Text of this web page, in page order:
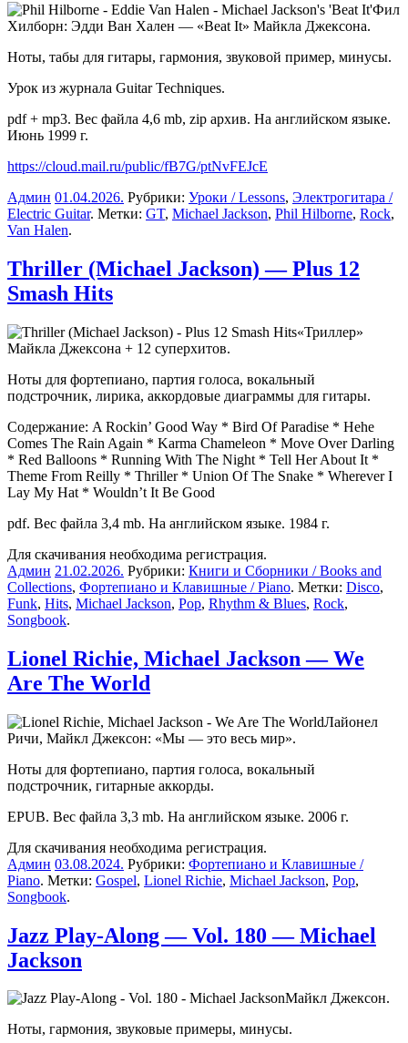
Фил
Хилборн: Эдди Ван Хален — «Beat It» Майкла Джексона.
Ноты, табы для гитары, гармония, звуковой пример, минусы.
Урок из журнала Guitar Techniques.
pdf + mp3. Вес файла 4,6 mb, zip архив. На английском языке.
Июнь 1999 г.
https://cloud.mail.ru/public/fB7G/ptNvFEJcE
Админ 01.04.2026. Рубрики: Уроки / Lessons, Электрогитара /
Electric Guitar. Метки: GT, Michael Jackson, Phil Hilborne, Rock,
Van Halen.
Thriller (Michael Jackson) — Plus 12
Smash Hits
«Триллер»
Майкла Джексона + 12 суперхитов.
Ноты для фортепиано, партия голоса, вокальный
подстрочник, лирика, аккордовые диаграммы для гитары.
Содержание: A Rockin’ Good Way * Bird Of Paradise * Hehe
Comes The Rain Again * Karma Chameleon * Move Over Darling
* Red Balloons * Running With The Night * Tell Her About It *
Theme From Reilly * Thriller * Union Of The Snake * Wherever I
Lay My Hat * Wouldn’t It Be Good
pdf. Вес файла 3,4 mb. На английском языке. 1984 г.
Для скачивания необходима регистрация.
Админ 21.02.2026. Рубрики: Книги и Сборники / Books and
Collections, Фортепиано и Клавишные / Piano. Метки: Disco,
Funk, Hits, Michael Jackson, Pop, Rhythm & Blues, Rock,
Songbook.
Lionel Richie, Michael Jackson — We
Are The World
Лайонел
Ричи, Майкл Джексон: «Мы — это весь мир».
Ноты для фортепиано, партия голоса, вокальный
подстрочник, гитарные аккорды.
EPUB. Вес файла 3,3 mb. На английском языке. 2006 г.
Для скачивания необходима регистрация.
Админ 03.08.2024. Рубрики: Фортепиано и Клавишные /
Piano. Метки: Gospel, Lionel Richie, Michael Jackson, Pop,
Songbook.
Jazz Play-Along — Vol. 180 — Michael
Jackson
Майкл Джексон.
Ноты, гармония, звуковые примеры, минусы.